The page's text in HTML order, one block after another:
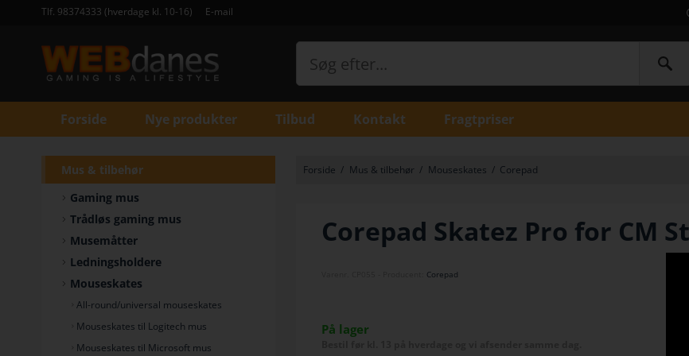
Tlf. 98374333 (hverdage kl. 10-16) E-mail
Forside Nye produkter Tilbud Kontakt Fragtpriser
Forside / Mus & tilbehør / Mouseskates / Corepad
Corepad Skatez Pro for CM
Corepad
På lager
Mus & tilbehør
Gaming mus
Trådløs gaming mus
Musemåtter
Ledningsholdere
Mouseskates
All-round/universal mouseskates
Mouseskates til Logitech mus
Mouseskates til Microsoft mus